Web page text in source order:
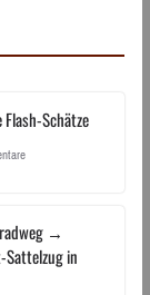
Schätze
→
in